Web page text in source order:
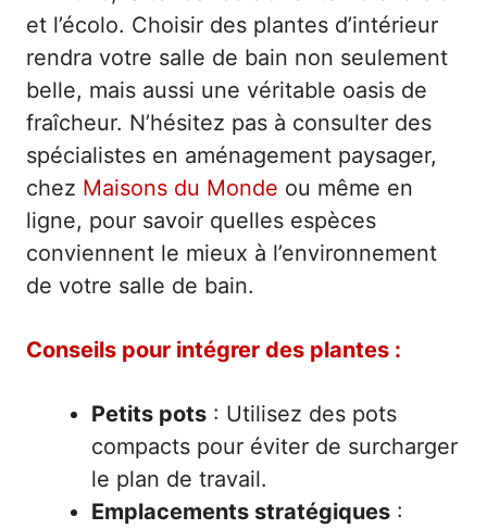
et l’écolo. Choisir des plantes d’intérieur
rendra votre salle de bain non seulement
belle, mais aussi une véritable oasis de
fraîcheur. N’hésitez pas à consulter des
spécialistes en aménagement paysager,
chez Maisons du Monde ou même en
ligne, pour savoir quelles espèces
conviennent le mieux à l’environnement
de votre salle de bain.
Conseils pour intégrer des plantes :
Petits pots : Utilisez des pots
compacts pour éviter de surcharger
le plan de travail.
Emplacements stratégiques :